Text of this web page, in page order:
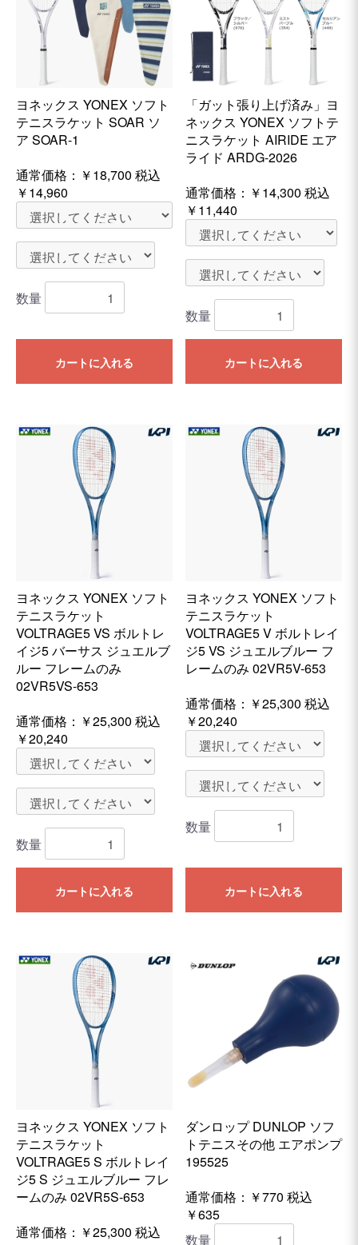
ヨネックス YONEX ソフト
テニスラケット SOAR ソ
ア SOAR-1
通常価格： ￥18,700 税込
￥14,960
数量
カートに入れる
「ガット張り上げ済み」ヨ
ネックス YONEX ソフトテ
ニスラケット AIRIDE エア
ライド ARDG-2026
通常価格： ￥14,300 税込
￥11,440
数量
カートに入れる
ヨネックス YONEX ソフト
テニスラケット
VOLTRAGE5 VS ボルトレ
イジ5 バーサス ジュエルブ
ルー フレームのみ
02VR5VS-653
通常価格： ￥25,300 税込
￥20,240
数量
カートに入れる
ヨネックス YONEX ソフト
テニスラケット
VOLTRAGE5 V ボルトレイ
ジ5 VS ジュエルブルー フ
レームのみ 02VR5V-653
通常価格： ￥25,300 税込
￥20,240
数量
カートに入れる
ヨネックス YONEX ソフト
テニスラケット
VOLTRAGE5 S ボルトレイ
ジ5 S ジュエルブルー フレ
ームのみ 02VR5S-653
通常価格： ￥25,300 税込
ダンロップ DUNLOP ソフ
トテニスその他 エアポンプ
195525
通常価格：￥770 税込
￥635
数量